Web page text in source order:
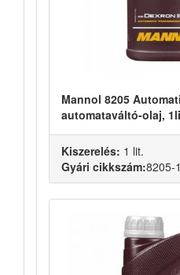
Mannol 8205
automataváltó-olaj,
Kiszerelés: 1 lit.
Gyári cikkszám:8205-1